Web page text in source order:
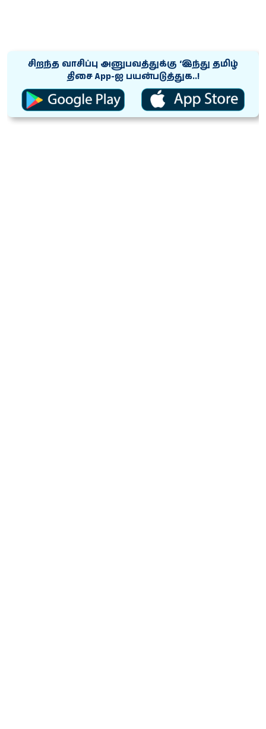
சிறந்த வாசிப்பு அனுபவத்துக்கு ‘இந்து தமிழ்
திசை App-ஐ பயன்படுத்துக..!